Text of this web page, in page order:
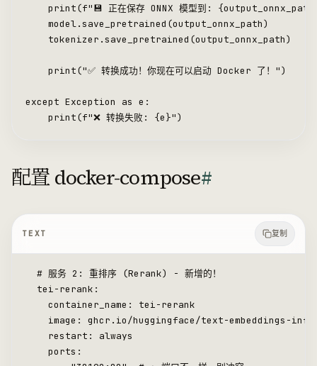
print(f"💾 正在保存 ONNX 模型到:
    model.save_pretrained(output_onnx_path)
    tokenizer.save_pretrained(output_onnx_path)
    print("✅ 转换成功！你现在可以启动 Docker 了！")
except Exception as e:
    print(f"❌ 转换失败: {e}")
配置 docker-compose#
TEXT 复制
  # 服务 2: 重排序 (Rerank) - 新增的！
  tei-rerank:
    container_name: tei-rerank
image: ghcr.io/huggingface/text-embeddings-
    restart: always
    ports: